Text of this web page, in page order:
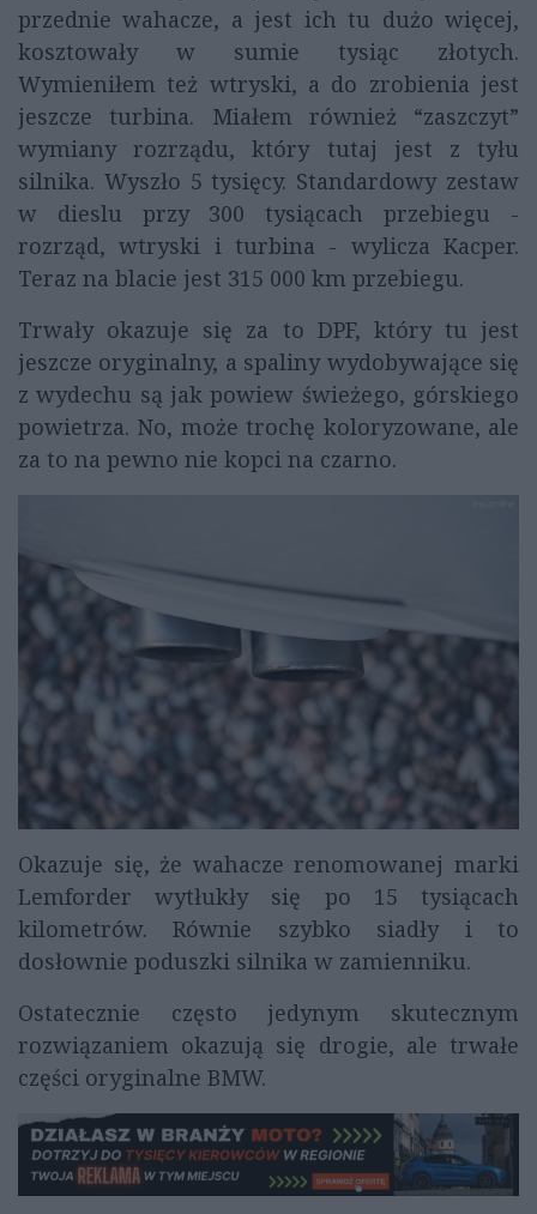
przednie wahacze, a jest ich tu dużo więcej,
kosztowały w sumie tysiąc złotych.
Wymieniłem też wtryski, a do zrobienia jest
jeszcze turbina. Miałem również “zaszczyt”
wymiany rozrządu, który tutaj jest z tyłu
silnika. Wyszło 5 tysięcy. Standardowy zestaw
w dieslu przy 300 tysiącach przebiegu -
rozrząd, wtryski i turbina - wylicza Kacper.
Teraz na blacie jest 315 000 km przebiegu.
Trwały okazuje się za to DPF, który tu jest
jeszcze oryginalny, a spaliny wydobywające się
z wydechu są jak powiew świeżego, górskiego
powietrza. No, może trochę koloryzowane, ale
za to na pewno nie kopci na czarno.
Okazuje się, że wahacze renomowanej marki
Lemforder wytłukły się po 15 tysiącach
kilometrów. Równie szybko siadły i to
dosłownie poduszki silnika w zamienniku.
Ostatecznie często jedynym skutecznym
rozwiązaniem okazują się drogie, ale trwałe
części oryginalne BMW.